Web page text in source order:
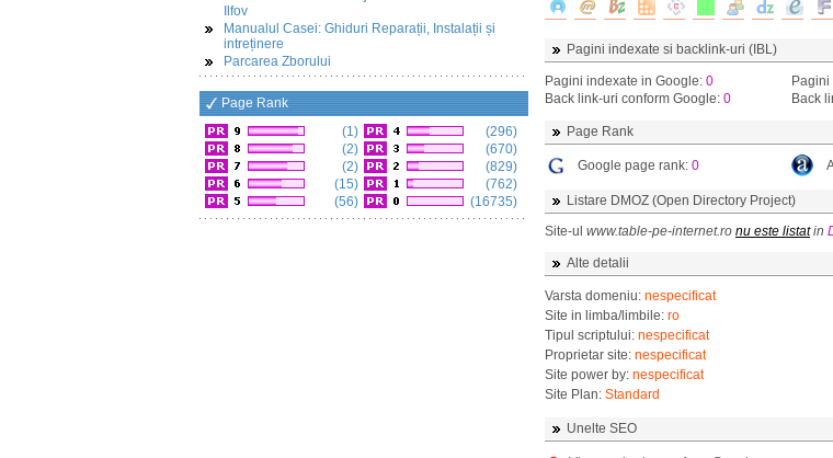
Ilfov
Manualul Casei: Ghiduri Reparații, Instalații și
intreținere
Parcarea Zborului
Page Rank
(1)
(2)
(2)
(15)
(56)
(296)
(670)
(829)
(762)
(16735)
Pagini indexate si backlink-uri (IBL)
Pagini indexate in Google: 0
Back link-uri conform Google: 0
Back
Page Rank
Google page rank: 0
Listare DMOZ (Open Directory Project)
Site-ul www.table-pe-internet.ro nu este listatin
Alte detalii
Varsta domeniu: nespecificat
Site in limba/limbile: ro
Tipul scriptului: nespecificat
Proprietar site: nespecificat
Site power by: nespecificat
Site Plan: Standard
Unelte SEO